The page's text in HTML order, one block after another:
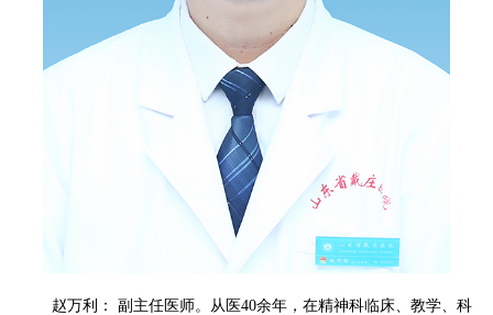
赵万利： 副主任医师。从医40余年，在精神科临床、教学、科